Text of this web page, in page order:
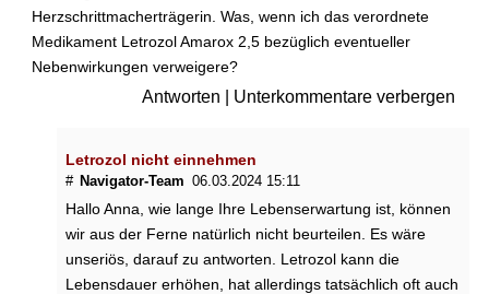
Herzschrittmacherträgerin. Was, wenn ich das verordnete
Medikament Letrozol Amarox 2,5 bezüglich eventueller
Nebenwirkungen verweigere?
Antworten Unterkommentare verbergen
Letrozol nicht einnehmen
# Navigator-Team 06.03.2024 15:11
Hallo Anna, wie lange Ihre Lebenserwartung ist, können
wir aus der Ferne natürlich nicht beurteilen. Es wäre
unseriös, darauf zu antworten. Letrozol kann die
Lebensdauer erhöhen, hat allerdings tatsächlich oft auch